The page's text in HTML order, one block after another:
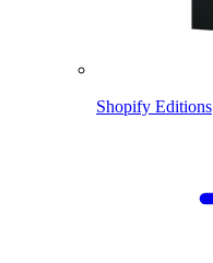
Shopify Editions